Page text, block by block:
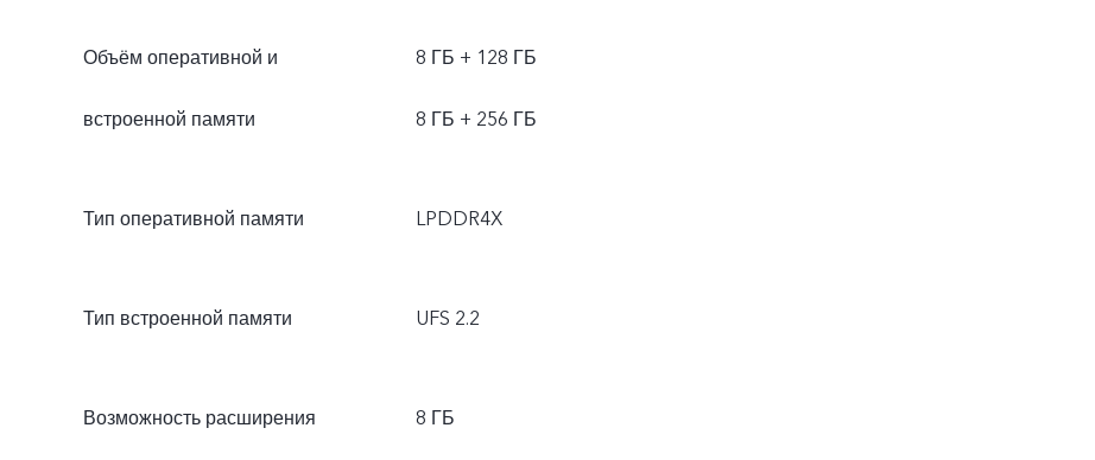
Объём оперативной и
встроенной памяти
8 ГБ + 128 ГБ
8 ГБ + 256 ГБ
Тип оперативной памяти LPDDR4X
Тип встроенной памяти UFS 2.2
Возможность расширения 8 ГБ